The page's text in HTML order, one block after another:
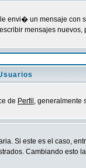
un mensaje
mensajes
de Perfil , generalmente
Si este es el caso,
Cambiando